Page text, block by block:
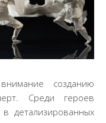
созданию
Среди героев
детализированных